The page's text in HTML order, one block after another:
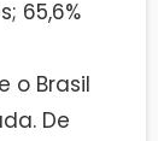
65,6%
o Brasil
De